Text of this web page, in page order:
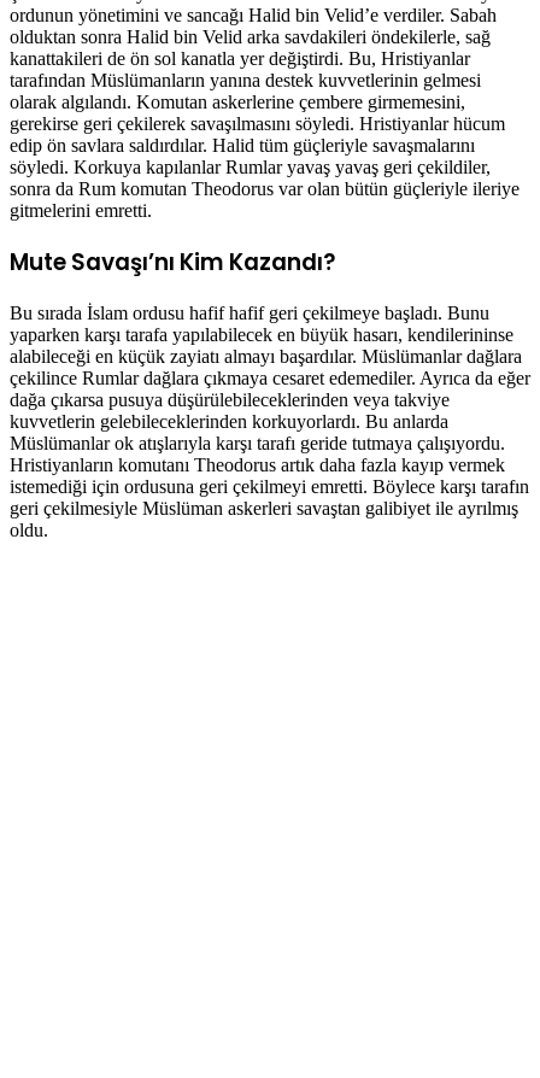
ordunun yönetimini ve sancağı Halid bin Velid’e verdiler. Sabah
olduktan sonra Halid bin Velid arka savdakileri öndekilerle, sağ
kanattakileri de ön sol kanatla yer değiştirdi. Bu, Hristiyanlar
tarafından Müslümanların yanına destek kuvvetlerinin gelmesi
olarak algılandı. Komutan askerlerine çembere girmemesini,
gerekirse geri çekilerek savaşılmasını söyledi. Hristiyanlar hücum
edip ön savlara saldırdılar. Halid tüm güçleriyle savaşmalarını
söyledi. Korkuya kapılanlar Rumlar yavaş yavaş geri çekildiler,
sonra da Rum komutan Theodorus var olan bütün güçleriyle ileriye
gitmelerini emretti.
Mute Savaşı’nı Kim Kazandı?
Bu sırada İslam ordusu hafif hafif geri çekilmeye başladı. Bunu
yaparken karşı tarafa yapılabilecek en büyük hasarı, kendilerininse
alabileceği en küçük zayiatı almayı başardılar. Müslümanlar dağlara
çekilince Rumlar dağlara çıkmaya cesaret edemediler. Ayrıca da eğer
dağa çıkarsa pusuya düşürülebileceklerinden veya takviye
kuvvetlerin gelebileceklerinden korkuyorlardı. Bu anlarda
Müslümanlar ok atışlarıyla karşı tarafı geride tutmaya çalışıyordu.
Hristiyanların komutanı Theodorus artık daha fazla kayıp vermek
istemediği için ordusuna geri çekilmeyi emretti. Böylece karşı tarafın
geri çekilmesiyle Müslüman askerleri savaştan galibiyet ile ayrılmış
oldu.